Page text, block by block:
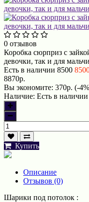
0 отзывов
Коробка сюрприз с
девочки, так и для
Есть в наличии 8500
8870р.
Вы экономите: 370р. (-
Наличие: Есть в наличии
Купить
Описание
Отзывов (0)
Шарики под потолок :